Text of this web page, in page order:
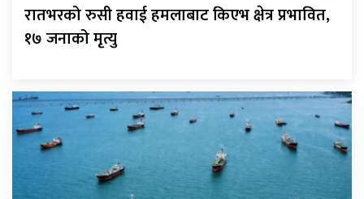
रातभरको रुसी हवाई हमलाबाट किएभ क्षेत्र प्रभावित,
१७ जनाको मृत्यु